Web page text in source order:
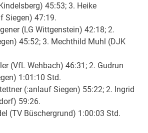
45:53; 3. Heike
Siegen) 47:19.
(LG Wittgenstein) 42:18; 2.
45:52; 3. Mechthild Muhl (DJK
(VfL Wehbach) 46:31; 2. Gudrun
1:01:10 Std.
(:anlauf Siegen) 55:22; 2. Ingrid
59:26.
(TV Büschergrund) 1:00:03 Std.